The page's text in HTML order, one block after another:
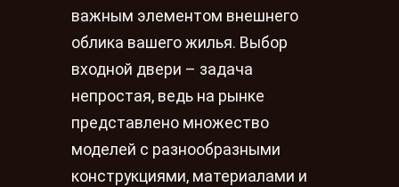
важным элементом внешнего
облика вашего жилья. Выбор
входной двери – задача
непростая, ведь на рынке
представлено множество
моделей с разнообразными
конструкциями, материалами и